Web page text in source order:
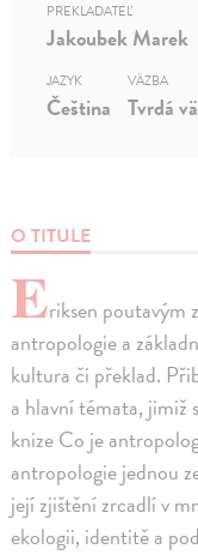
O TITULE
Eriksen poutavým
antropologie a
kultura či překlad.
a hlavní témata, jimiž
knize Co je
antropologie jednou
její zjištění zrcadlí v
ekologii, identitě a
PREKLADATEĽ
Jakoubek Marek
JAZYK
Čeština
VÄZBA
Tvrdá